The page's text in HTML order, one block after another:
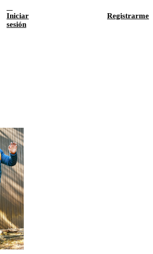
Iniciar
sesión
Registrarme